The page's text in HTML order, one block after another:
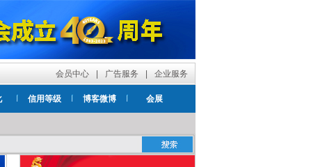
会员中心 广告服务 企业服务
信用等级 博客微博 会展